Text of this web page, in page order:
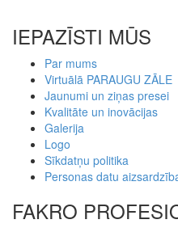
IEPAZĪSTI MŪS
Par mums
Virtuālā PARAUGU ZĀLE
Jaunumi un ziņas presei
Kvalitāte un inovācijas
Galerija
Logo
Sīkdatņu politika
Personas datu
FAKRO